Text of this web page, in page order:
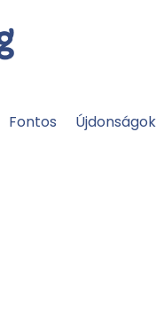
Fontos Újdonságok